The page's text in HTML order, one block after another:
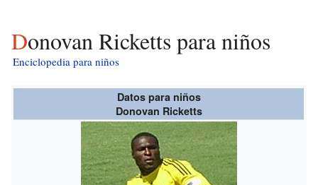
Donovan Ricketts para niños
Enciclopedia para niños
Datos para niños
Donovan Ricketts